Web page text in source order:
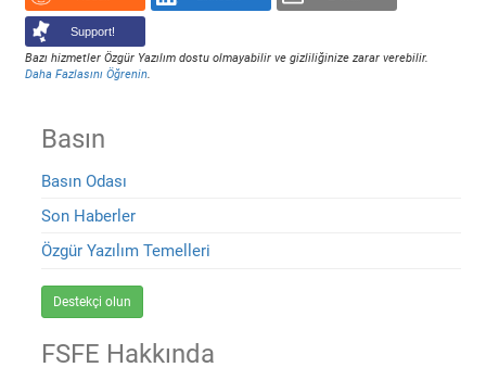
Support!
Bazı hizmetler Özgür Yazılım dostu olmayabilir ve gizliliğinize zarar verebilir.
Daha Fazlasını Öğrenin.
Basın
Basın Odası
Son Haberler
Özgür Yazılım Temelleri
Destekçi olun
FSFE Hakkında